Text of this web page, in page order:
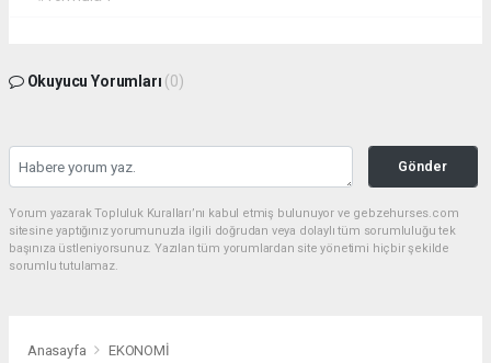
Okuyucu Yorumları (0)
Gönder
Yorum yazarak Topluluk Kuralları’nı kabul etmiş bulunuyor ve gebzehurses.com
sitesine yaptığınız yorumunuzla ilgili doğrudan veya dolaylı tüm sorumluluğu tek
başınıza üstleniyorsunuz. Yazılan tüm yorumlardan site yönetimi hiçbir şekilde
sorumlu tutulamaz.
Anasayfa EKONOMİ